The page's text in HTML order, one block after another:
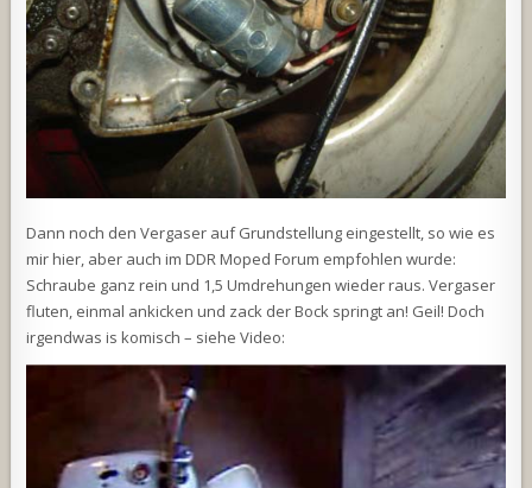
Dann noch den Vergaser auf Grundstellung eingestellt, so wie es
mir hier, aber auch im DDR Moped Forum empfohlen wurde:
Schraube ganz rein und 1,5 Umdrehungen wieder raus. Vergaser
fluten, einmal ankicken und zack der Bock springt an! Geil! Doch
irgendwas is komisch – siehe Video: